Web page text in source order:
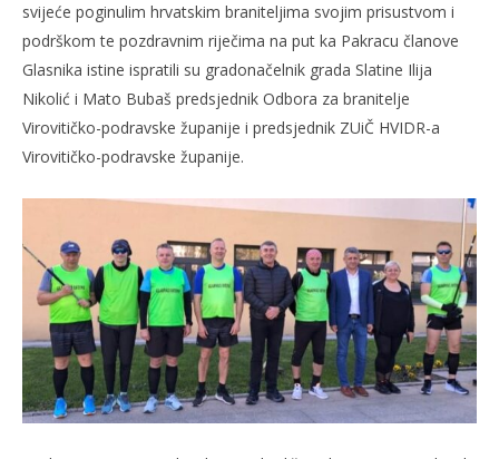
svijeće poginulim hrvatskim braniteljima svojim prisustvom i
podrškom te pozdravnim riječima na put ka Pakracu članove
Glasnika istine ispratili su gradonačelnik grada Slatine Ilija
Nikolić i Mato Bubaš predsjednik Odbora za branitelje
Virovitičko-podravske županije i predsjednik ZUiČ HVIDR-a
Virovitičko-podravske županije.